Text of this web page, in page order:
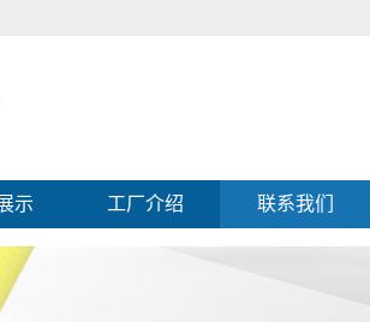
示 工厂介绍 联系我们